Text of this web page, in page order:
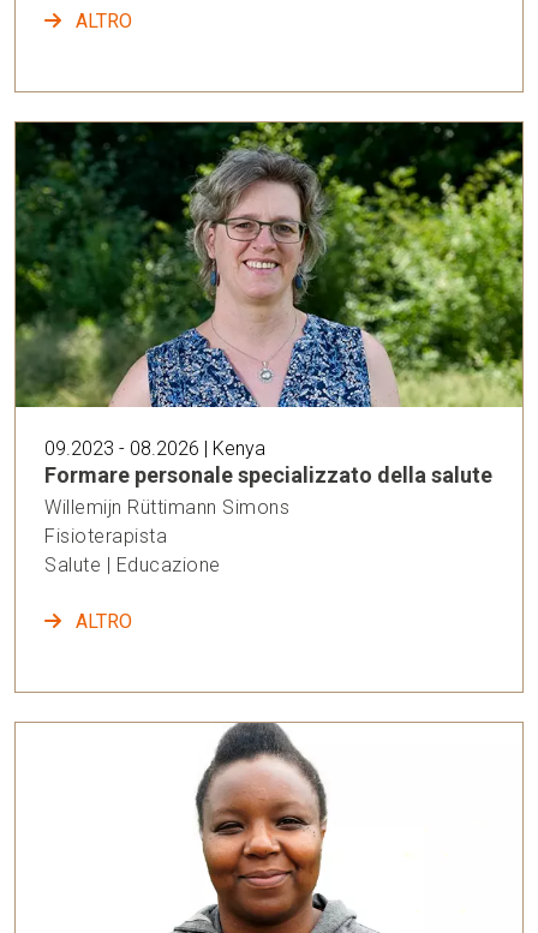
ALTRO
09.2023 - 08.2026 | Kenya
Formare personale specializzato della salute
Willemijn Rüttimann Simons
Fisioterapista
Salute | Educazione
ALTRO